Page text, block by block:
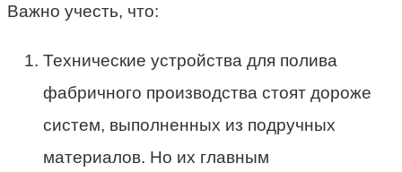
Важно учесть, что:
Технические устройства для полива
фабричного производства стоят дороже
систем, выполненных из подручных
материалов. Но их главным